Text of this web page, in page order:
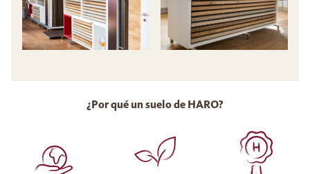
¿Por qué un suelo de HARO?